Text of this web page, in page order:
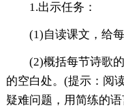
1.出示任务：
(1)自读课文，给
(2)概括每节诗歌
的空白处。(提示：阅
疑难问题，用简练的